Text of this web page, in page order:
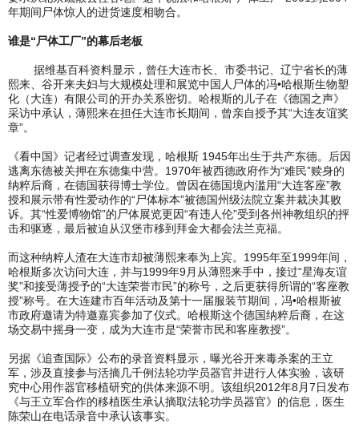
年期间尸体惊人的进货速度相吻合。
谁是“尸体工厂”的幕后老板
据维基百科资料显示，曾任大连市长、市委书记、辽宁省长的薄
熙来、谷开来夫妇与大规模处理和展览中国人尸体的冯•哈根斯生物塑
化（大连）有限公司的开办关系密切。哈根斯的儿子在《德国之声》
采访中承认，薄熙来在担任大连市长期间，曾亲自授予其“大连友谊奖
章”。
《看中国》记者经过调查发现，哈根斯 1945年出生于共产东德。后因
逃离东德被关押在东德集中营。1970年被西德政府作为“难民”赎身的
纳粹后裔，在德国获得博士学位。曾因在德国境内滥用“大连客座”教
授和展示带有性爱动作的“尸体标本”被德国州级法院立案并裁决其败
诉。其“性爱博物馆”的尸体展览更因“有违人伦”受到各州神教组织的抨
击和驱逐，最后被迫从汉堡市移到拜金大都会法兰克福。
而这种纳粹人渣在大连市却被薄熙来奉为上宾。1995年至1999年间，
哈根斯多次访问大连，并与1999年9月从薄熙来手中，接过“星海友谊
奖”和接受薄授予的“大连荣誉市民”的称号，之后更获得所谓的“客座教
授”称号。在大连建市百年活动及第十一届服装节期间，冯•哈根斯被
市政府邀请为特邀嘉宾参加了仪式。哈根斯这个德国纳粹后裔，在这
场交易中摇身一变，成为大连市是“荣誉市民和客座教授”。
另据《追查国际》公布的录音资料显示，曝光谷开来毒杀案的王立
军，涉及直接参与活摘几千例法轮功学员器官并进行人体实验，该研
究中心用作器官移植研究的供体来源不明。该组织2012年8月7日发布
《与王立军合作的移植医生承认摘取法轮功学员器官》的信息，医生
陈荣山在电话录音中承认该事实。